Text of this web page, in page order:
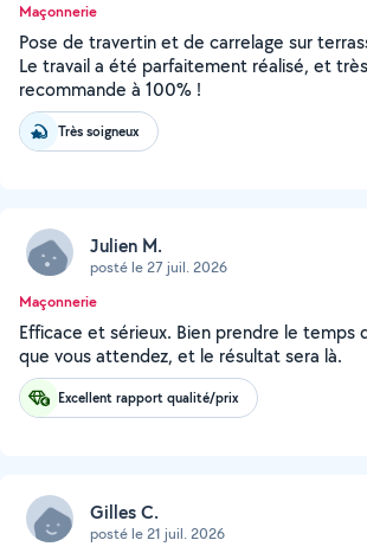
Maçonnerie
Pose de travertin et de carrelage sur
Le travail a été parfaitement réalisé, et
recommande à 100% !
Très soigneux
Julien M.
posté le 27 juil. 2026
Maçonnerie
Efficace et sérieux. Bien prendre le temps
que vous attendez, et le résultat sera là.
Excellent rapport qualité/prix
Gilles C.
posté le 21 juil. 2026